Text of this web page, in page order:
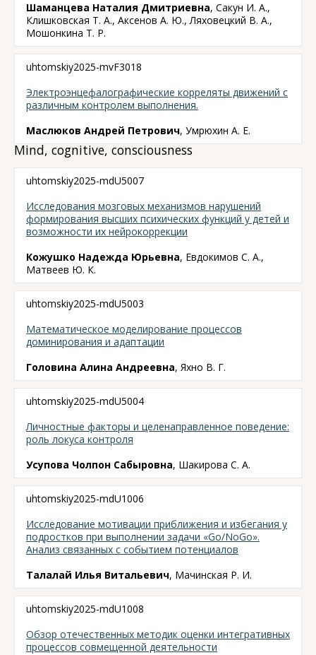
Шаманцева Наталия Дмитриевна, Сакун И. А.,
Клишковская Т. А., Аксенов А. Ю., Ляховецкий В. А.,
Мошонкина Т. Р.
uhtomskiy2025-mvF3018
Электроэнцефалографические корреляты движений с
различным контролем выполнения.
Маслюков Андрей Петрович, Умрюхин А. Е.
Mind, cognitive, consciousness
uhtomskiy2025-mdU5007
Исследования мозговых механизмов нарушений
формирования высших психических функций у детей и
возможности их нейрокоррекции
Кожушко Надежда Юрьевна, Евдокимов С. А.,
Матвеев Ю. К.
uhtomskiy2025-mdU5003
Математическое моделирование процессов
доминирования и адаптации
Головина Алина Андреевна, Яхно В. Г.
uhtomskiy2025-mdU5004
Личностные факторы и целенаправленное поведение:
роль локуса контроля
Усупова Чолпон Сабыровна, Шакирова С. А.
uhtomskiy2025-mdU1006
Исследование мотивации приближения и избегания у
подростков при выполнении задачи «Go/NoGo».
Анализ связанных с событием потенциалов
Талалай Илья Витальевич, Мачинская Р. И.
uhtomskiy2025-mdU1008
Обзор отечественных методик оценки интегративных
процессов совмещенной деятельности